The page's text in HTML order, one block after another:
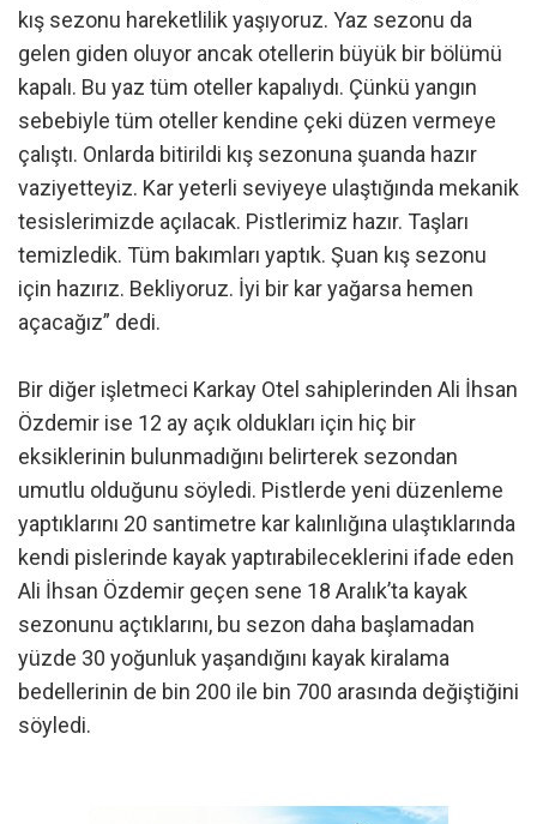
kış sezonu hareketlilik yaşıyoruz. Yaz sezonu da
gelen giden oluyor ancak otellerin büyük bir bölümü
kapalı. Bu yaz tüm oteller kapalıydı. Çünkü yangın
sebebiyle tüm oteller kendine çeki düzen vermeye
çalıştı. Onlarda bitirildi kış sezonuna şuanda hazır
vaziyetteyiz. Kar yeterli seviyeye ulaştığında mekanik
tesislerimizde açılacak. Pistlerimiz hazır. Taşları
temizledik. Tüm bakımları yaptık. Şuan kış sezonu
için hazırız. Bekliyoruz. İyi bir kar yağarsa hemen
açacağız” dedi.
Bir diğer işletmeci Karkay Otel sahiplerinden Ali İhsan
Özdemir ise 12 ay açık oldukları için hiç bir
eksiklerinin bulunmadığını belirterek sezondan
umutlu olduğunu söyledi. Pistlerde yeni düzenleme
yaptıklarını 20 santimetre kar kalınlığına ulaştıklarında
kendi pislerinde kayak yaptırabileceklerini ifade eden
Ali İhsan Özdemir geçen sene 18 Aralık’ta kayak
sezonunu açtıklarını, bu sezon daha başlamadan
yüzde 30 yoğunluk yaşandığını kayak kiralama
bedellerinin de bin 200 ile bin 700 arasında değiştiğini
söyledi.